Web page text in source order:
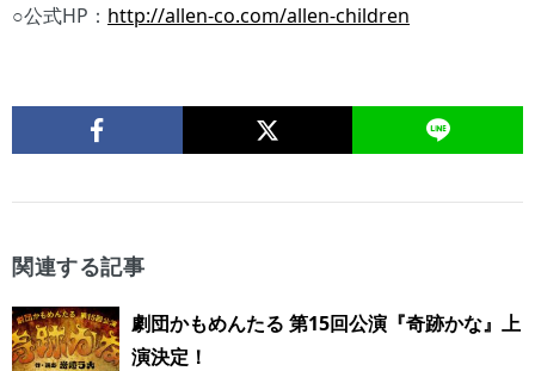
○公式HP： http://allen-co.com/allen-children
関連する記事
劇団かもめんたる 第15回公演『奇跡かな』上
演決定！